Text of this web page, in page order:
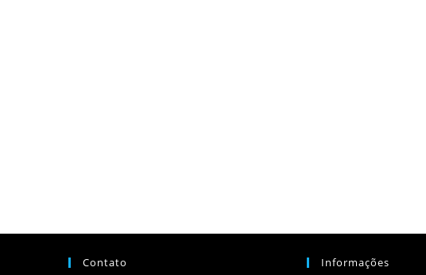
Contato Informações